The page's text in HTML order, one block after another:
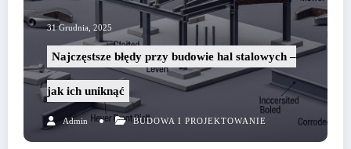
31 Grudnia, 2025
Najczęstsze błędy przy budowie hal stalowych –
jak ich uniknąć
Admin BUDOWA I PROJEKTOWANIE